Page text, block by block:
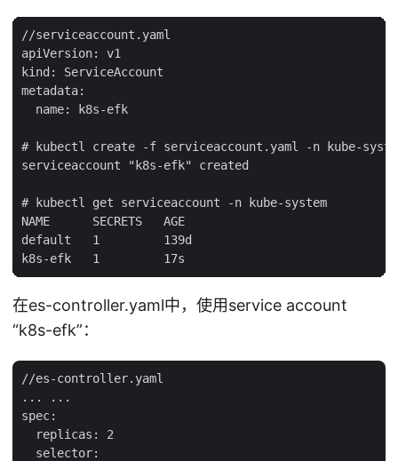
//serviceaccount.yaml
apiVersion: v1
kind: ServiceAccount
metadata:
  name: k8s-efk
# kubectl create -f serviceaccount.yaml -n kube-
serviceaccount "k8s-efk" created
# kubectl get serviceaccount -n kube-system
NAME      SECRETS   AGE
default   1         139d
在es-controller.yaml中，使用service account
“k8s-efk”：
//es-controller.yaml
... ...
spec:
  replicas: 2
  selector: